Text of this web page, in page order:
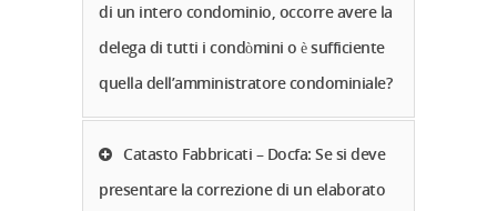
di un intero condominio, occorre avere la
delega di tutti i condòmini o è sufficiente
quella dell’amministratore condominiale?
Catasto Fabbricati – Docfa: Se si deve
presentare la correzione di un elaborato